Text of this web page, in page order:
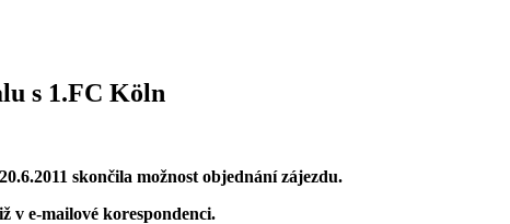
s 1.FC Köln
skončila možnost objednání zájezdu.
v e-mailové korespondenci.